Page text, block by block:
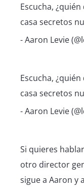
Escucha,
casa secretos
- Aaron Levie
Escucha,
casa secretos
- Aaron Levie
Si quieres
otro director
sigue a Aaron y